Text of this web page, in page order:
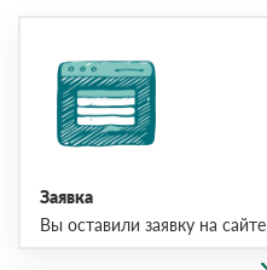
Заявка
Вы оставили заявку на сайте